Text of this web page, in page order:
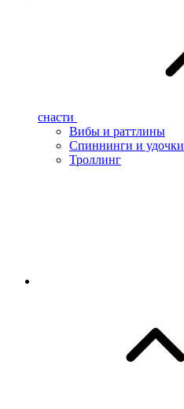
снасти
Вибы и раттлины
Спиннинги и удочки
Троллинг